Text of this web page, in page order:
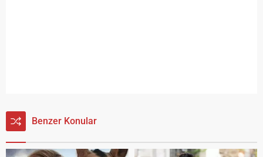
Benzer Konular